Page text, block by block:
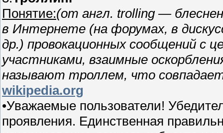
Понятие:(от англ. trolling —
в Интернете (на форумах, в
др.) провокационных сообщений
участниками, взаимные
называют троллем, что
wikipedia.org
•Уважаемые пользователи!
проявления. Единственная